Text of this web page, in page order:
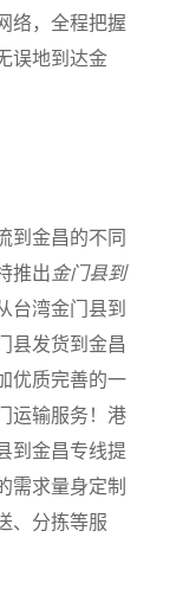
络，全程把握
误地到达金
到金昌的不同
推出 金门县到
台湾金门县到
县发货到金昌
优质完善的一
运输服务！港
到金昌专线提
需求量身定制
、分拣等服